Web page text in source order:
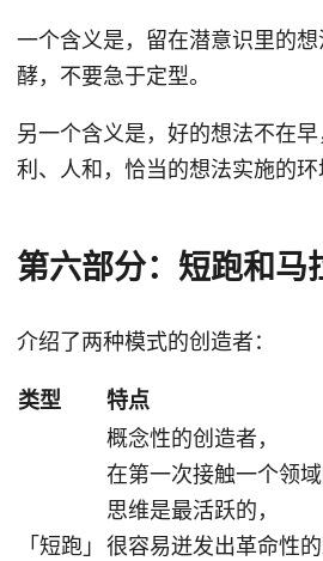
一个含义是，留在潜意识里的
酵，不要急于定型。
另一个含义是，好的想法不在
利、人和，恰当的想法实施的环
第六部分：短跑和马
介绍了两种模式的创造者：
类型 特点
「短跑」
概念性的创造者，
在第一次接触一个领域
思维是最活跃的，
很容易迸发出革命性的